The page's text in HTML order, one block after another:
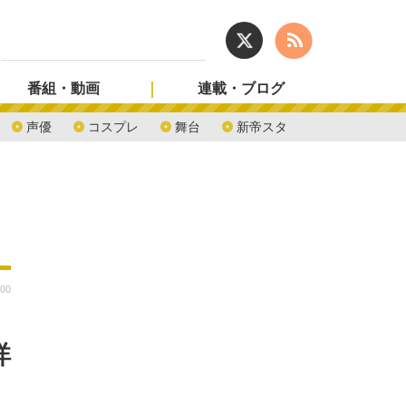
声優 コスプレ 舞台 新帝スタ
番組・動画 連載・ブログ